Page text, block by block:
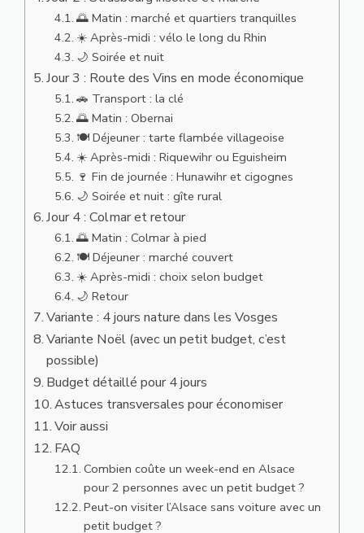
🌅 Matin : marché et quartiers tranquilles
☀️ Après-midi : vélo le long du Rhin
🌙 Soirée et nuit
Jour 3 : Route des Vins en mode économique
🚗 Transport : la clé
🌅 Matin : Obernai
🍽️ Déjeuner : tarte flambée villageoise
☀️ Après-midi : Riquewihr ou Eguisheim
🍷 Fin de journée : Hunawihr et cigognes
🌙 Soirée et nuit : gîte rural
Jour 4 : Colmar et retour
🌅 Matin : Colmar à pied
🍽️ Déjeuner : marché couvert
☀️ Après-midi : choix selon budget
🌙 Retour
Variante : 4 jours nature dans les Vosges
Variante Noël (avec un petit budget, c’est
possible)
Budget détaillé pour 4 jours
Astuces transversales pour économiser
Voir aussi
FAQ
Combien coûte un week-end en Alsace
pour 2 personnes avec un petit budget ?
Peut-on visiter l’Alsace sans voiture avec un
petit budget ?